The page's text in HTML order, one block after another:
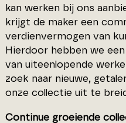
kan werken bij ons
krijgt de maker een
verdienvermogen van
Hierdoor hebben we
van uiteenlopende
zoek naar nieuwe,
onze collectie uit te
Continue groeiende